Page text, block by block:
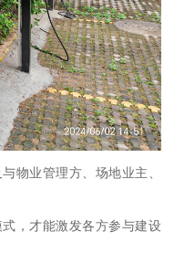
物业管理方、场地业主、
，才能激发各方参与建设